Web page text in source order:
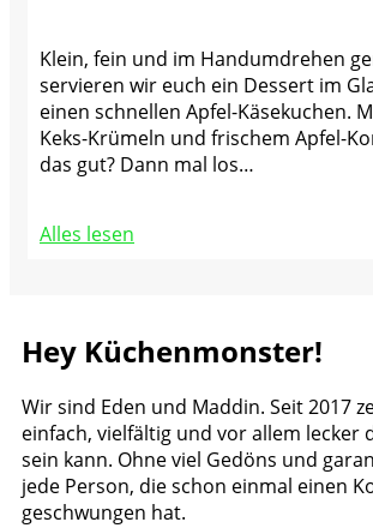
Klein, fein und im Handumdrehen
servieren wir euch ein Dessert im
einen schnellen Apfel-Käsekuchen.
Keks-Krümeln und frischem Apfel-
das gut? Dann mal los…
Alles lesen
Hey Küchenmonster!
Wir sind Eden und Maddin. Seit 2017
einfach, vielfältig und vor allem lecker
sein kann. Ohne viel Gedöns und
jede Person, die schon einmal einen
geschwungen hat.